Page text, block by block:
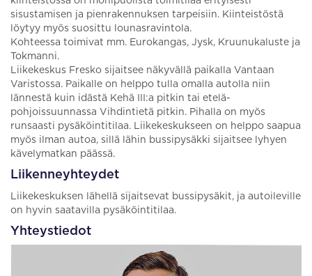
sisustamisen ja pienrakennuksen tarpeisiin. Kiinteistöstä
löytyy myös suosittu lounasravintola.
Kohteessa toimivat mm. Eurokangas, Jysk, Kruunukaluste ja
Tokmanni.
Liikekeskus Fresko sijaitsee näkyvällä paikalla Vantaan
Varistossa. Paikalle on helppo tulla omalla autolla niin
lännestä kuin idästä Kehä III:a pitkin tai etelä-
pohjoissuunnassa Vihdintietä pitkin. Pihalla on myös
runsaasti pysäköintitilaa. Liikekeskukseen on helppo saapua
myös ilman autoa, sillä lähin bussipysäkki sijaitsee lyhyen
kävelymatkan päässä.
Liikenneyhteydet
Liikekeskuksen lähellä sijaitsevat bussipysäkit, ja autoileville
on hyvin saatavilla pysäköintitilaa.
Yhteystiedot